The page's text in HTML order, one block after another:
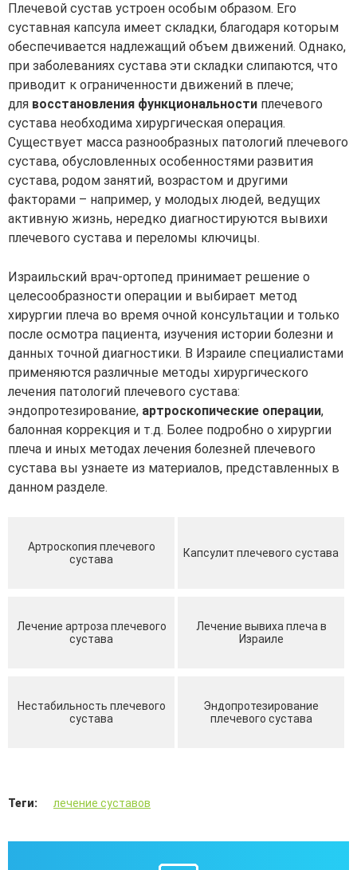
Плечевой сустав устроен особым образом. Его
суставная капсула имеет складки, благодаря которым
обеспечивается надлежащий объем движений. Однако,
при заболеваниях сустава эти складки слипаются, что
приводит к ограниченности движений в плече;
для восстановления функциональности плечевого
сустава необходима хирургическая операция.
Существует масса разнообразных патологий плечевого
сустава, обусловленных особенностями развития
сустава, родом занятий, возрастом и другими
факторами – например, у молодых людей, ведущих
активную жизнь, нередко диагностируются вывихи
плечевого сустава и переломы ключицы.
Израильский врач-ортопед принимает решение о
целесообразности операции и выбирает метод
хирургии плеча во время очной консультации и только
после осмотра пациента, изучения истории болезни и
данных точной диагностики. В Израиле специалистами
применяются различные методы хирургического
лечения патологий плечевого сустава:
эндопротезирование, артроскопические операции,
балонная коррекция и т.д. Более подробно о хирургии
плеча и иных методах лечения болезней плечевого
сустава вы узнаете из материалов, представленных в
данном разделе.
Артроскопия плечевого
сустава
Капсулит плечевого сустава
Лечение артроза плечевого
сустава
Лечение вывиха плеча в
Израиле
Нестабильность плечевого
сустава
Эндопротезирование
плечевого сустава
Теги: лечение суставов